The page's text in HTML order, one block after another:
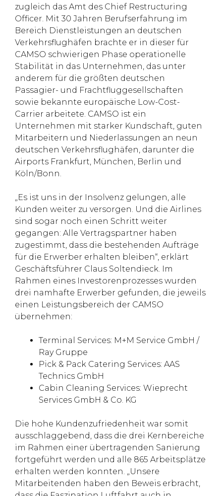
zugleich das Amt des Chief Restructuring
Officer. Mit 30 Jahren Berufserfahrung im
Bereich Dienstleistungen an deutschen
Verkehrsflughäfen brachte er in dieser für
CAMSO schwierigen Phase operationelle
Stabilität in das Unternehmen, das unter
anderem für die größten deutschen
Passagier- und Frachtfluggesellschaften
sowie bekannte europäische Low-Cost-
Carrier arbeitete. CAMSO ist ein
Unternehmen mit starker Kundschaft, guten
Mitarbeitern und Niederlassungen an neun
deutschen Verkehrsflughäfen, darunter die
Airports Frankfurt, München, Berlin und
Köln/Bonn.
„Es ist uns in der Insolvenz gelungen, alle
Kunden weiter zu versorgen. Und die Airlines
sind sogar noch einen Schritt weiter
gegangen: Alle Vertragspartner haben
zugestimmt, dass die bestehenden Aufträge
für die Erwerber erhalten bleiben“, erklärt
Geschäftsführer Claus Soltendieck. Im
Rahmen eines Investorenprozesses wurden
drei namhafte Erwerber gefunden, die jeweils
einen Leistungsbereich der CAMSO
übernehmen:
Terminal Services: M+M Service GmbH /
Ray Gruppe
Pick & Pack Catering Services: AAS
Technics GmbH
Cabin Cleaning Services: Wieprecht
Services GmbH & Co. KG
Die hohe Kundenzufriedenheit war somit
ausschlaggebend, dass die drei Kernbereiche
im Rahmen einer übertragenden Sanierung
fortgeführt werden und alle 865 Arbeitsplätze
erhalten werden konnten. „Unsere
Mitarbeitenden haben den Beweis erbracht,